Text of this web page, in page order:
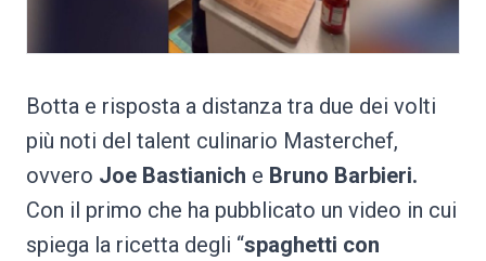
Botta e risposta a distanza tra due dei volti
più noti del talent culinario Masterchef,
ovvero Joe Bastianich e Bruno Barbieri.
Con il primo che ha pubblicato un video in cui
spiega la ricetta degli “spaghetti con